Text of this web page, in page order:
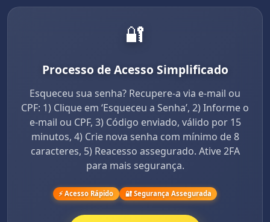
🔐
Processo de Acesso Simplificado
Esqueceu sua senha? Recupere-a via e-mail ou
CPF: 1) Clique em ‘Esqueceu a Senha’, 2) Informe o
e-mail ou CPF, 3) Código enviado, válido por 15
minutos, 4) Crie nova senha com mínimo de 8
caracteres, 5) Reacesso assegurado. Ative 2FA
para mais segurança.
⚡ Acesso Rápido 🔐 Segurança Assegurada